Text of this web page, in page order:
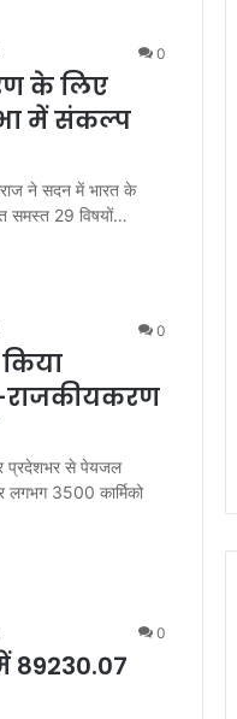
0
के लिए
में संकल्प
ने सदन में भारत के
समस्त 29 विषयों…
0
राजकीयकरण
प्रदेशभर से पेयजल
लगभग 3500 कार्मिको
0
89230.07